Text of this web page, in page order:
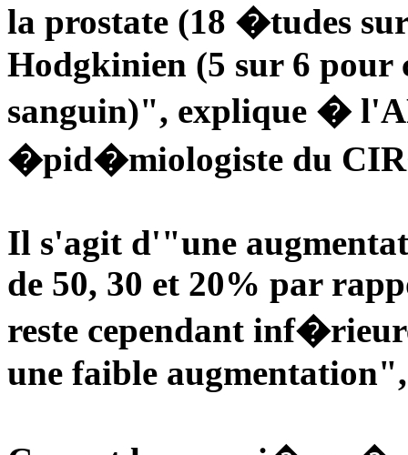
la prostate (18 �tudes
Hodgkinien (5 sur 6 pour
sanguin)", explique �
�pid�miologiste du
Il s'agit d'"une
de 50, 30 et 20% par
reste cependant
une faible